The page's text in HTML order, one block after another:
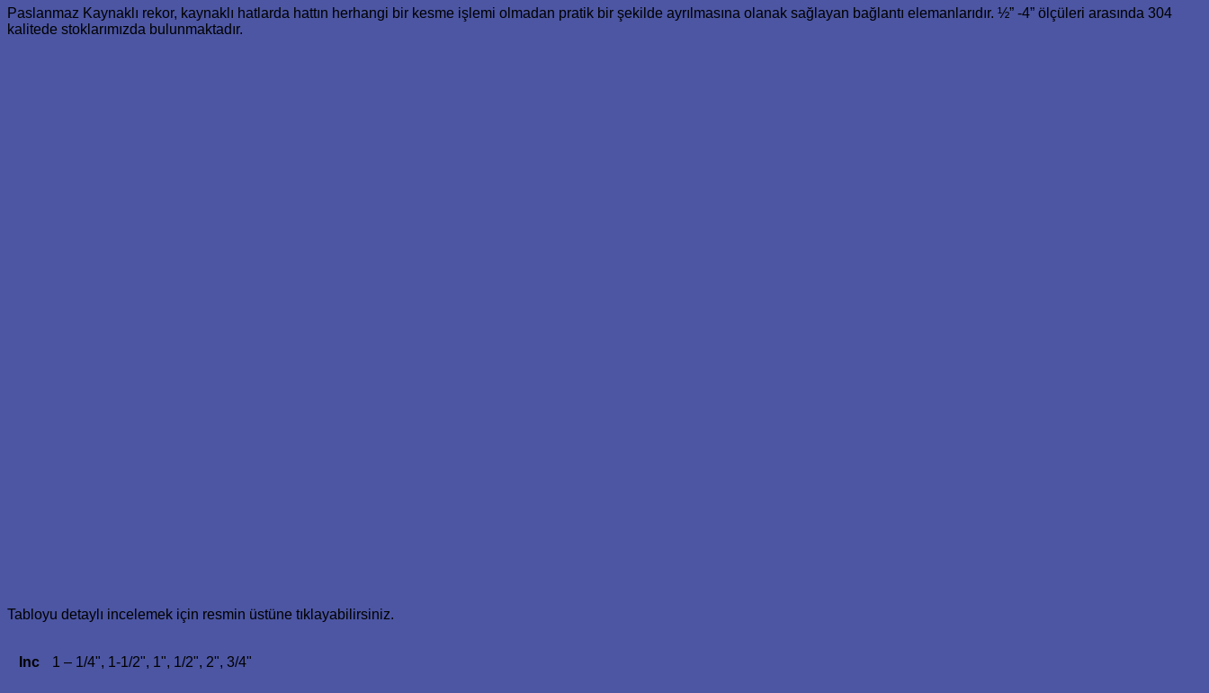
Paslanmaz Kaynaklı rekor, kaynaklı hatlarda hattın herhangi bir kesme işlemi olmadan pratik bir şekilde ayrılmasına olanak sağlayan bağlantı elemanlarıdır. ½” -4” ölçüleri arasında 304
kalitede stoklarımızda bulunmaktadır.
Tabloyu detaylı incelemek için resmin üstüne tıklayabilirsiniz.
Inc 1 – 1/4", 1-1/2", 1", 1/2", 2", 3/4"